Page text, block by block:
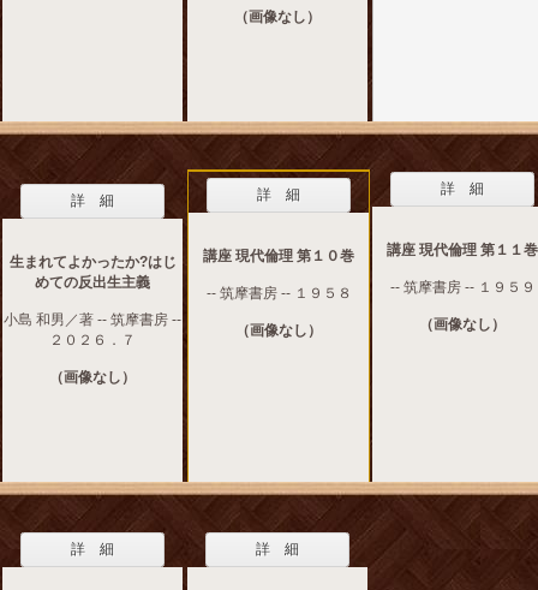
（画像なし）
詳 細
生まれてよかったか?はじ
めての反出生主義
小島 和男／著 -- 筑摩書房 --
２０２６．７
（画像なし）
詳 細
講座 現代倫理 第１０巻
-- 筑摩書房 -- １９５８
（画像なし）
詳 細
講座 現代倫理 第１１巻
-- 筑摩書房 -- １９５９
（画像なし）
詳 細 詳 細